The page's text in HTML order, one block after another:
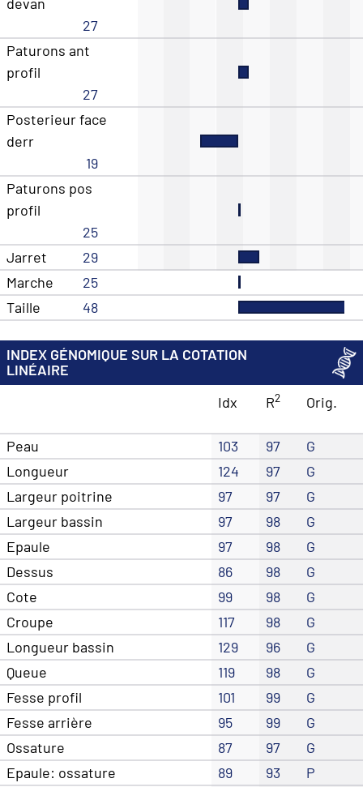
27
Paturons ant
profil
27
Posterieur face
derr
19
Paturons pos
profil
25
Jarret
29
Marche
25
Taille
48
INDEX GÉNOMIQUE SUR LA COTATION
LINÉAIRE
Idx
R2 Orig.
Peau 103 97
G
Longueur
124 97
G
Largeur poitrine
97 97
G
Largeur bassin
97 98
G
Epaule
97 98
G
Dessus
86 98
G
Cote
99 98
G
Croupe
117 98
G
Longueur bassin
129 96
G
Queue
119 98
G
Fesse profil
101 99
G
Fesse arrière
95 99
G
Ossature
87 97
G
Epaule: ossature
89 93
P